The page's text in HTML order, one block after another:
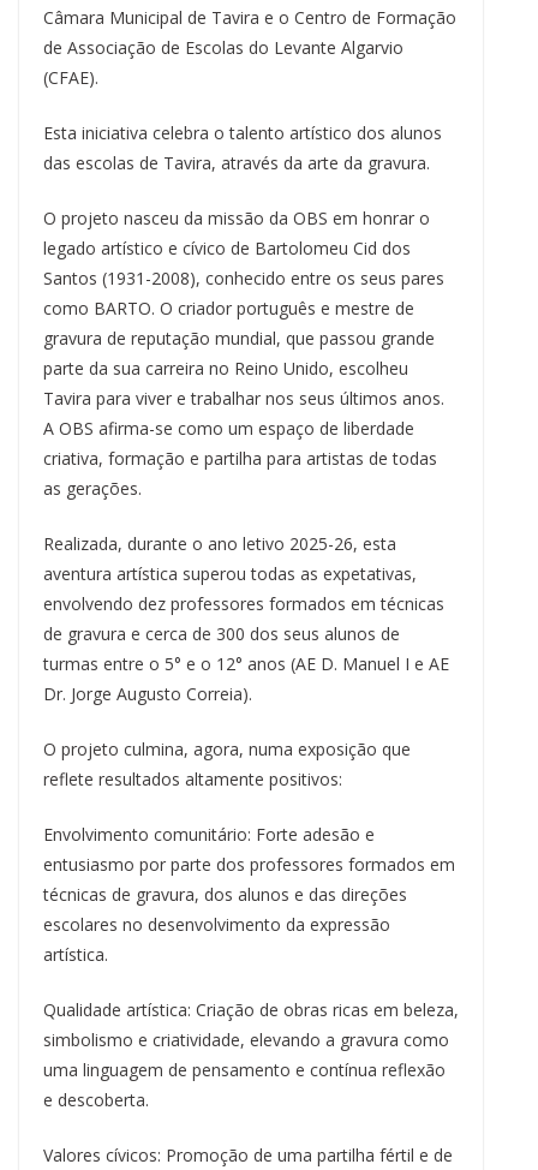
Câmara Municipal de Tavira e o Centro de Formação
de Associação de Escolas do Levante Algarvio
(CFAE).
Esta iniciativa celebra o talento artístico dos alunos
das escolas de Tavira, através da arte da gravura.
O projeto nasceu da missão da OBS em honrar o
legado artístico e cívico de Bartolomeu Cid dos
Santos (1931-2008), conhecido entre os seus pares
como BARTO. O criador português e mestre de
gravura de reputação mundial, que passou grande
parte da sua carreira no Reino Unido, escolheu
Tavira para viver e trabalhar nos seus últimos anos.
A OBS afirma-se como um espaço de liberdade
criativa, formação e partilha para artistas de todas
as gerações.
Realizada, durante o ano letivo 2025-26, esta
aventura artística superou todas as expetativas,
envolvendo dez professores formados em técnicas
de gravura e cerca de 300 dos seus alunos de
turmas entre o 5° e o 12° anos (AE D. Manuel I e AE
Dr. Jorge Augusto Correia).
O projeto culmina, agora, numa exposição que
reflete resultados altamente positivos:
Envolvimento comunitário: Forte adesão e
entusiasmo por parte dos professores formados em
técnicas de gravura, dos alunos e das direções
escolares no desenvolvimento da expressão
artística.
Qualidade artística: Criação de obras ricas em beleza,
simbolismo e criatividade, elevando a gravura como
uma linguagem de pensamento e contínua reflexão
e descoberta.
Valores cívicos: Promoção de uma partilha fértil e de